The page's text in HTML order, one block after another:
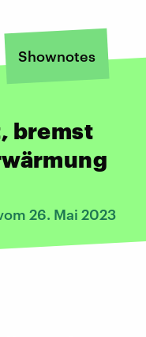
Shownotes
bremst
26. Mai 2023